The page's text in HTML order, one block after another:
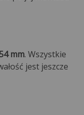
mm. Wszystkie
jest jeszcze